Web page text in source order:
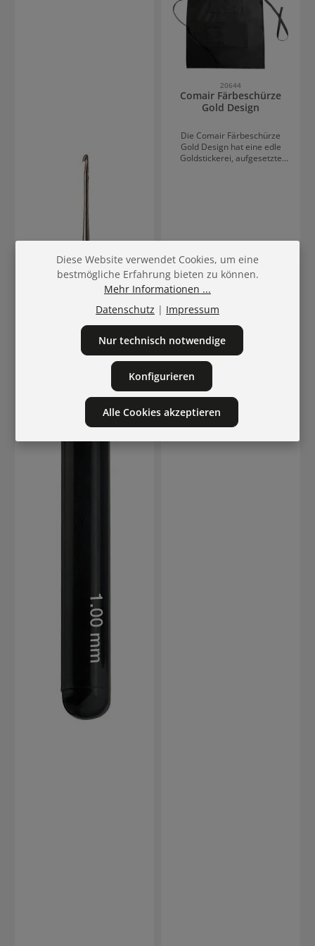
20644
Comair Färbeschürze
Gold Design
Die Comair Färbeschürze
Gold Design hat eine edle
Goldstickerei, aufgesetzte
Diese Website verwendet Cookies, um eine
bestmögliche Erfahrung bieten zu können.
Mehr Informationen ...
Datenschutz | Impressum
Nur technisch notwendige
Konfigurieren
Alle Cookies akzeptieren